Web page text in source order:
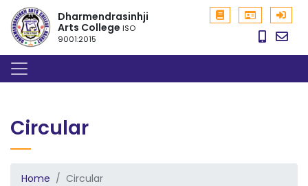
Dharmendrasinhji
Arts CollegeISO
9001:2015
Circular
Home Circular